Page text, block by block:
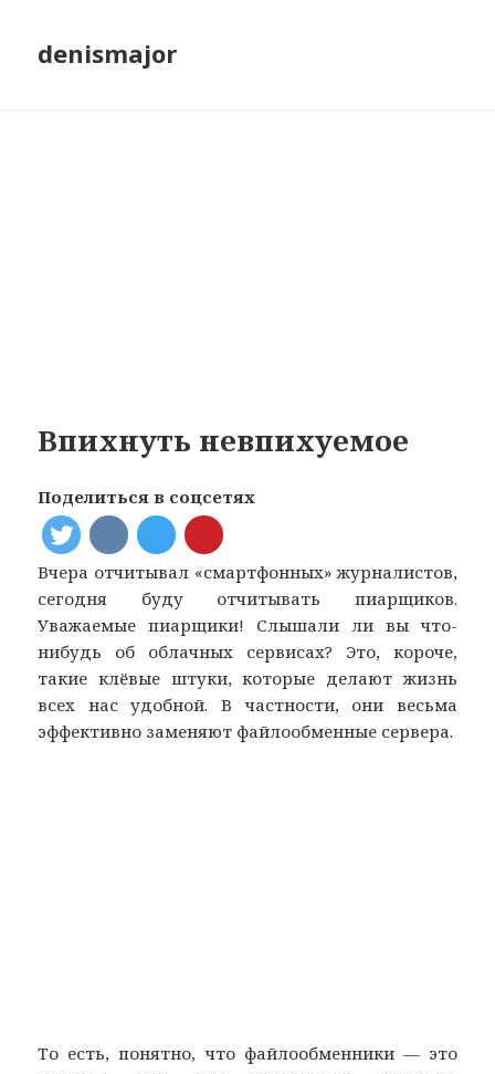
denismajor
Впихнуть невпихуемое
Поделиться в соцсетях
Вчера отчитывал «смартфонных» журналистов,
сегодня буду отчитывать пиарщиков.
Уважаемые пиарщики! Слышали ли вы что-
нибудь об облачных сервисах? Это, короче,
такие клёвые штуки, которые делают жизнь
всех нас удобной. В частности, они весьма
эффективно заменяют файлообменные сервера.
То есть, понятно, что файлообменники — это